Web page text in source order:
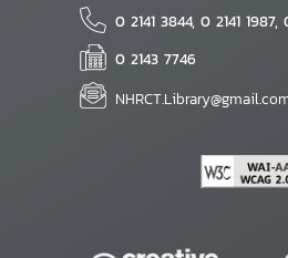
0 2141 3844, 0 2141 1987,
0 2143 7746